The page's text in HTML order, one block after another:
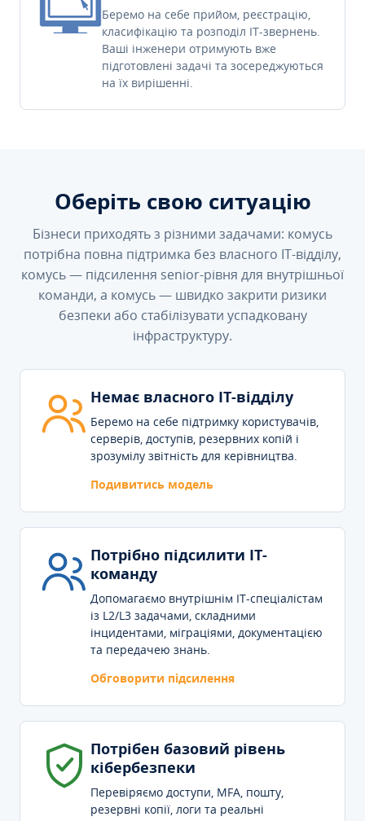
Беремо на себе прийом, реєстрацію,
класифікацію та розподіл IT-звернень.
Ваші інженери отримують вже
підготовлені задачі та зосереджуються
на їх вирішенні.
Оберіть свою ситуацію
Бізнеси приходять з різними задачами: комусь
потрібна повна підтримка без власного IT-відділу,
комусь — підсилення senior-рівня для внутрішньої
команди, а комусь — швидко закрити ризики
безпеки або стабілізувати успадковану
інфраструктуру.
Немає власного IT-відділу
Беремо на себе підтримку користувачів,
серверів, доступів, резервних копій і
зрозумілу звітність для керівництва.
Подивитись модель
Потрібно підсилити IT-
команду
Допомагаємо внутрішнім IT-спеціалістам
із L2/L3 задачами, складними
інцидентами, міграціями, документацією
та передачею знань.
Обговорити підсилення
Потрібен базовий рівень
кібербезпеки
Перевіряємо доступи, MFA, пошту,
резервні копії, логи та реальні